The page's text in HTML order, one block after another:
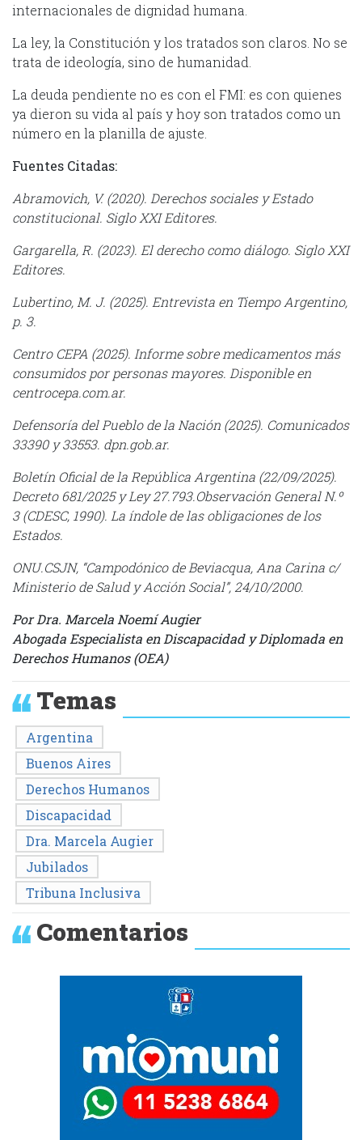
internacionales de dignidad humana.
La ley, la Constitución y los tratados son claros. No se
trata de ideología, sino de humanidad.
La deuda pendiente no es con el FMI: es con quienes
ya dieron su vida al país y hoy son tratados como un
número en la planilla de ajuste.
Fuentes Citadas:
Abramovich, V. (2020). Derechos sociales y Estado
constitucional. Siglo XXI Editores.
Gargarella, R. (2023). El derecho como diálogo. Siglo XXI
Editores.
Lubertino, M. J. (2025). Entrevista en Tiempo Argentino,
p. 3.
Centro CEPA (2025). Informe sobre medicamentos más
consumidos por personas mayores. Disponible en
centrocepa.com.ar.
Defensoría del Pueblo de la Nación (2025). Comunicados
33390 y 33553. dpn.gob.ar.
Boletín Oficial de la República Argentina (22/09/2025).
Decreto 681/2025 y Ley 27.793.Observación General N.º
3 (CDESC, 1990). La índole de las obligaciones de los
Estados.
ONU.CSJN, “Campodónico de Beviacqua, Ana Carina c/
Ministerio de Salud y Acción Social”, 24/10/2000.
Por Dra. Marcela Noemí Augier
Abogada Especialista en Discapacidad y Diplomada en
Derechos Humanos (OEA)
Temas
Argentina
Buenos Aires
Derechos Humanos
Discapacidad
Dra. Marcela Augier
Jubilados
Tribuna Inclusiva
Comentarios